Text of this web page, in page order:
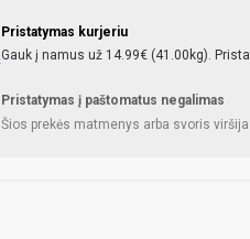
Pristatymas kurjeriu
Gauk į namus už 14.99€ (41.00kg).
Pristatymas į paštomatus negalimas
Šios prekės matmenys arba svoris